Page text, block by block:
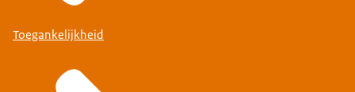
Toegankelijkheid